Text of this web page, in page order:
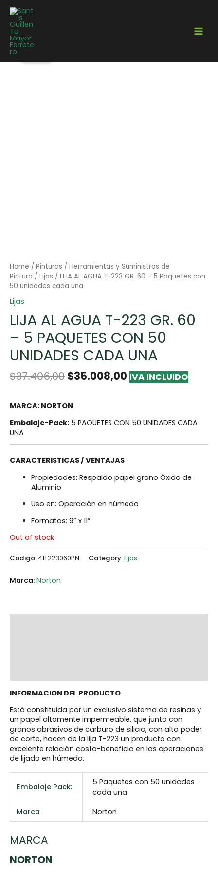
Home / Pinturas / Herramientas y Suministros de
Pintura / Lijas / LIJA AL AGUA T-223 GR. 60 – 5 Paquetes con
50 unidades cada una
Lijas
LIJA AL AGUA T-223 GR. 60
– 5 PAQUETES CON 50
UNIDADES CADA UNA
$37.406,00$35.008,00 IVA INCLUIDO
MARCA: NORTON
Embalaje-Pack: 5 PAQUETES CON 50 UNIDADES CADA
UNA
CARACTERISTICAS / VENTAJAS :
Propiedades: Respaldo papel grano Óxido de
Aluminio
Uso en: Operación en húmedo
Formatos: 9” x 11”
Out of stock
Código:41T223060PN Category:Lijas
Norton
INFORMACION DEL PRODUCTO
Está constituida por un exclusivo sistema de resinas y
un papel altamente impermeable, que junto con
granos abrasivos de carburo de silicio, con alto poder
de corte, hacen de la lija T-223 un producto con
excelente relación costo-beneficio en las operaciones
de lijado en húmedo.
Embalaje Pack:
5 Paquetes con 50 unidades
cada una
Marca
Norton
MARCA
NORTON